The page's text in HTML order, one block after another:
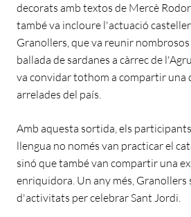
decorats amb textos de Mercè
també va incloure l'actuació
Granollers, que va reunir
ballada de sardanes a càrrec de
va convidar tothom a compartir una
arrelades del país.
Amb aquesta sortida, els
llengua no només van practicar el
sinó que també van compartir una
enriquidora. Un any més, Granollers
d'activitats per celebrar Sant Jordi.